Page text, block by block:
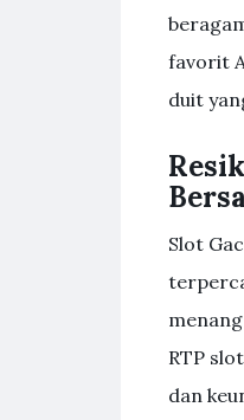
favorit
duit
Slot
RTP
dan